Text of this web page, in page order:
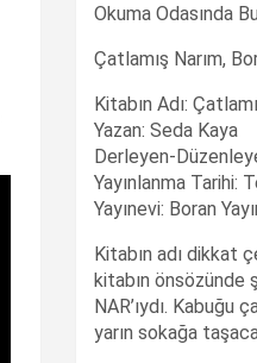
Okuma Odasında
Çatlamış Narım,
Kitabın Adı:
Yazan: Seda Kaya
Derleyen-
Yayınlanma Tarihi:
Yayınevi: Boran
Kitabın adı dikkat
kitabın önsözünde
NAR’ıydı. Kabuğu
yarın sokağa